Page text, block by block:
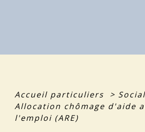
Accueil particuliers >
Allocation chômage d'aide
l'emploi (ARE)